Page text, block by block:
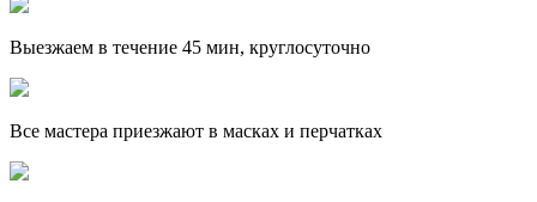
Выезжаем в течение 45 мин, круглосуточно
Все мастера приезжают в масках и перчатках